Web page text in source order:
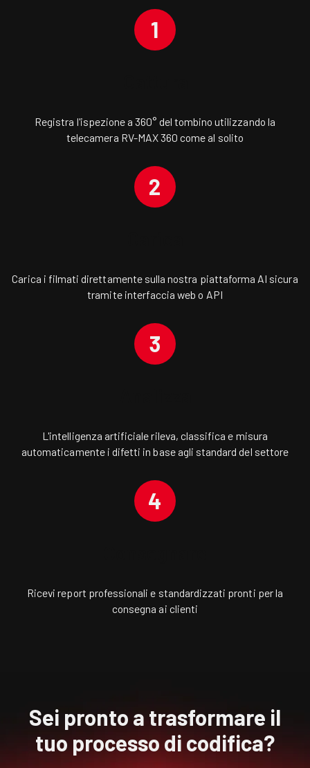
1
Registra l'ispezione a 360° del tombino utilizzando la
telecamera RV-MAX 360 come al solito
2
Carica i filmati direttamente sulla nostra piattaforma AI sicura
tramite interfaccia web o API
3
L'intelligenza artificiale rileva, classifica e misura
automaticamente i difetti in base agli standard del settore
4
Ricevi report professionali e standardizzati pronti per la
consegna ai clienti
Sei pronto a trasformare il
tuo processo di codifica?